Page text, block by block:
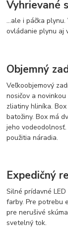
Vyhrievané
…ale i páčka
ovládanie plynu aj
Objemný
Veľkoobjemový
nosičov a
zliatiny hliníka.
batožiny. Box má
jeho
použitia náradia.
Expedičný
Silné prídavné
farby. Pre potrebu
pre nerušivé
svetelný tok.